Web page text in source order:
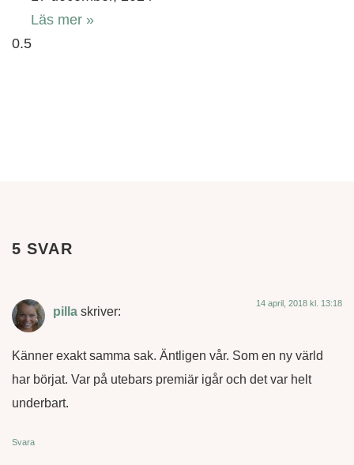
Läs mer »
5 SVAR
pilla skriver:
14 april, 2018 kl. 13:18
Känner exakt samma sak. Äntligen vår. Som en ny värld
har börjat. Var på utebars premiär igår och det var helt
underbart.
Svara